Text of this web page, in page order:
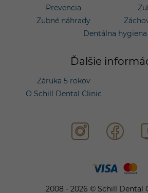
Prevencia
Zubné náhrady
Dentálna hygiena
Ďalšie
Záruka 5 rokov
O Schill Dental Clinic
2008 - 2026 © Schill Dental